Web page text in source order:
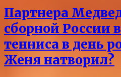
Партнера
сборной России
тенниса в день
Женя натворил?